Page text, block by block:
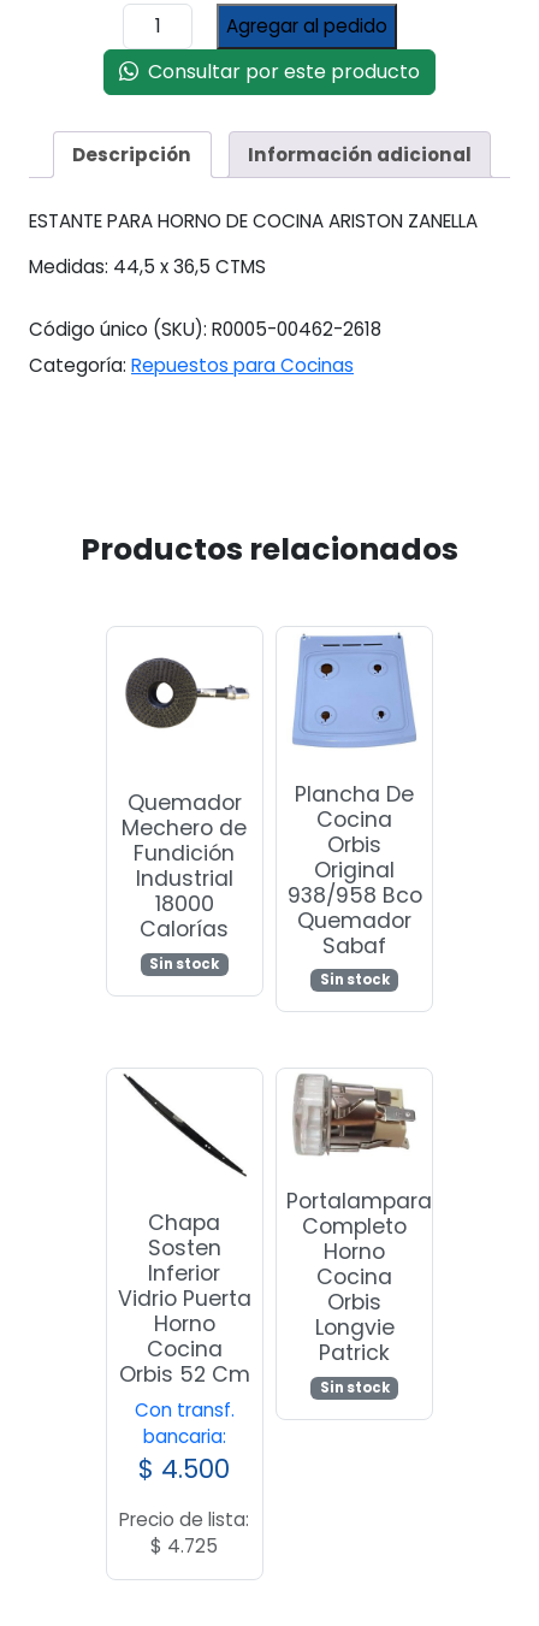
Estante
Para
Horno
Cocina
Zanella
44,5
36,5
Ctms
cantidad
Agregar al pedido
Consultar por este producto
Descripción Información adicional
ESTANTE PARA HORNO DE COCINA ARISTON ZANELLA
Medidas: 44,5 x 36,5 CTMS
Código único (SKU): R0005-00462-2618
Categoría: Repuestos para Cocinas
Productos relacionados
Quemador
Mechero de
Fundición
Industrial
18000
Calorías
Sin stock
Plancha De
Cocina
Orbis
Original
938/958 Bco
Quemador
Sabaf
Sin stock
Chapa
Sosten
Inferior
Vidrio Puerta
Horno
Cocina
Orbis 52 Cm
Con transf.
bancaria:
$ 4.500
Precio de lista:
$ 4.725
Portalampara
Completo
Horno
Cocina
Orbis
Longvie
Patrick
Sin stock